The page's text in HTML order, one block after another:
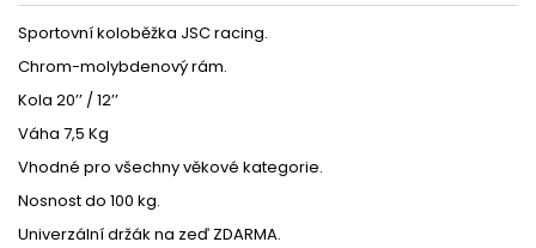
Sportovní koloběžka JSC racing.
Chrom-molybdenový rám.
Kola 20’’ / 12’’
Váha 7,5 Kg
Vhodné pro všechny věkové kategorie.
Nosnost do 100 kg.
Univerzální držák na zeď ZDARMA.